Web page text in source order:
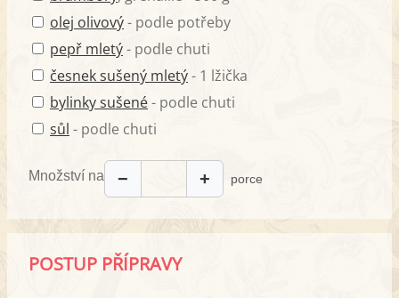
olej olivový- podle potřeby
pepř mletý- podle chuti
česnek sušený mletý- 1 lžička
bylinky sušené- podle chuti
sůl - podle chuti
Množství na − + porce
POSTUP PŘÍPRAVY